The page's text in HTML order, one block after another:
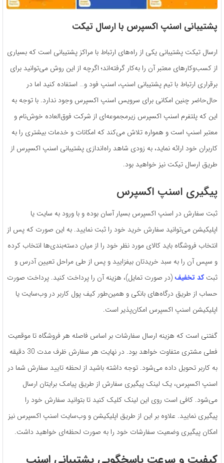
پشتیبانی اسنپ اکسپرس با ارسال تیکت
ارسال تیکت پشتیبانی یکی از راه‌های ارتباط با مراکز پشتیبانی است که بسیاری
از کسب‌و‌کارهای معتبر آن را به‌کار گرفته‌اند؛ اگرچه از این روش می‌توانید برای
برقراری ارتباط با تیم پشتیبانی اسنپ، اسنپ فود و… استفاده کنید اما در
حال‌حاضر چنین امکانی برای سرویس اسنپ اکسپرس وجود ندارد. با توجه به
این که پلتفرم اسنپ اکسپرس زیرمجموعه‌ای از شرکت فوق‌العاده خوش‌نام و
معتبر اسنپ است و همواره تلاش می‌کند که امکانات و خدمات بیشتری را به
کاربران خود ارائه نماید، به زودی شاهد راه‌اندازی پشتیبانی اسنپ اکسپرس از
طریق ارسال تیکت نیز خواهید بود.
پیگیری اسنپ اکسپرس
ثبت سفارش در اسنپ اکسپرس بسیار آسان بوده و با ورود به سایت یا
اپلیکیشن می‌توانید سفارش خرید خود را ثبت نمایید. به این صورت که پس از
انتخاب فروشگاه باید کالای مورد نظر خود را از میان دسته‌بندی‌ها انتخاب کرده
و سپس آن را به سبد خریدتان بیفزایید و پس از طی مراحل تعیین آدرس و
ثبتکد تخفیف‌ (در صورت تمایل)، هزینه آن را پرداخت کنید. پرداخت صورت
حساب از طریق درگاه‌های بانکی و همین‌طور کیف پول کاربر در وب‌سایت یا
اپلیکیشن اسنپ اکسپرس امکان‌پذیر است.
گفتنی است که هزینه ارسال سفارشات بر اساس فاصله هر فروشگاه تا موقعیت
فعلی مشتری متفاوت خواهد بود. در نهایت هر سفارش ظرف مدت 30 دقیقه
به کاربر تحویل داده می‌شود. توجه داشته باشید از لحظه تایید سفارش شما در
اسنپ اکسپرس، یک لینک پیگیری سفارش از طریق پیامک برایتان ارسال
می‌شود. کافی است روی این لینک کلیک کنید تا بتوانید سفارش خود را
پیگیری نمایید. علاوه بر این از طریق اپلیکیشن و وب‌سایت اسنپ اکسپرس نیز
امکان پیگیری وضعیت سفارشات خود را به صورت لحظه‌ای خواهید داشت.
کیفیت و سرعت پاسخگویی پشتیبانی اسنپ